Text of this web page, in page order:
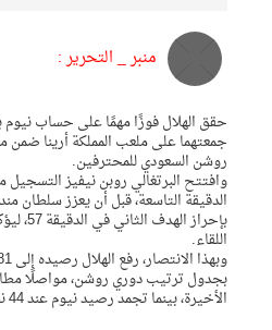
منبر _ التحرير :
روشن السعودي للمحترفين.
وافتتح البرتغالي روبن نيفيز التسجيل
الدقيقة التاسعة، قبل أن يعزز
بإحراز
اللقاء.
بجدول ترتيب دوري روشن، مواصلًا
الأخيرة، بينما تجمد رصيد نيوم عند 44 نقطة في المركز الثامن.